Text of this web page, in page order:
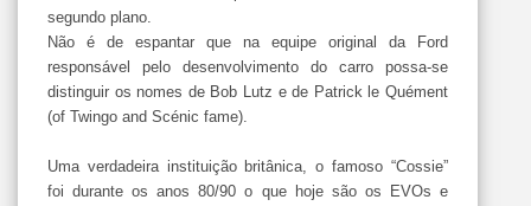
segundo plano.
Não é de espantar que na equipe original da Ford
responsável pelo desenvolvimento do carro possa-se
distinguir os nomes de Bob Lutz e de Patrick le Quément
(of Twingo and Scénic fame).
Uma verdadeira instituição britânica, o famoso “Cossie”
foi durante os anos 80/90 o que hoje são os EVOs e